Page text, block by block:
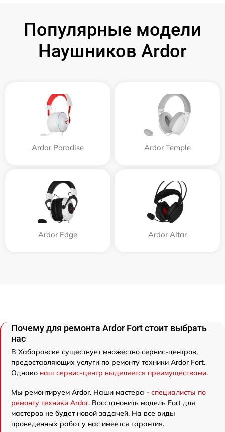
Популярные модели
Наушников Ardor
Ardor Paradise Ardor Temple
Ardor Edge Ardor Аltar
Почему для ремонта Ardor Fort стоит выбрать
нас
В Хабаровске существует множество сервис-центров,
предоставляющих услуги по ремонту техники Ardor Fort.
Однако наш сервис-центр выделяется преимуществами.
Мы ремонтируем Ardor. Наши мастера - специалисты по
ремонту техники Ardor. Восстановить модель Fort для
мастеров не будет новой задачей. На все виды
проведенных работ у нас имеется гарантия.